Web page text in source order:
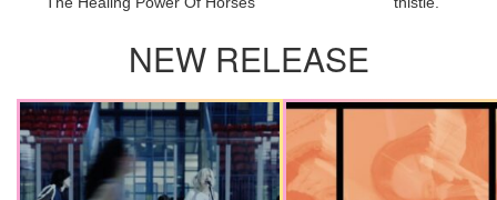
NEW RELEASE